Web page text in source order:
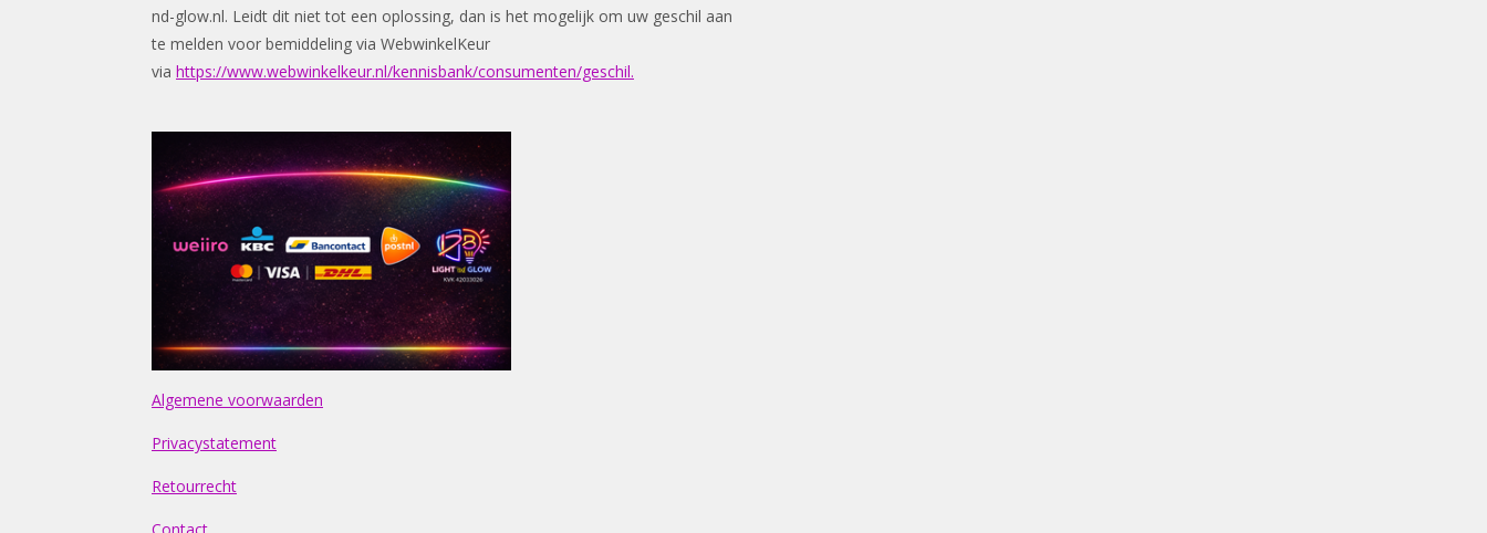
nd-glow.nl. Leidt dit niet tot een oplossing, dan is het mogelijk om uw geschil aan
te melden voor bemiddeling via WebwinkelKeur
via https://www.webwinkelkeur.nl/kennisbank/consumenten/geschil.
Algemene voorwaarden
Privacystatement
Retourrecht